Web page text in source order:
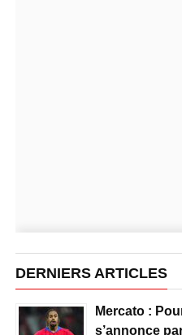
DERNIERS ARTICLES
Mercato :
s’annonce